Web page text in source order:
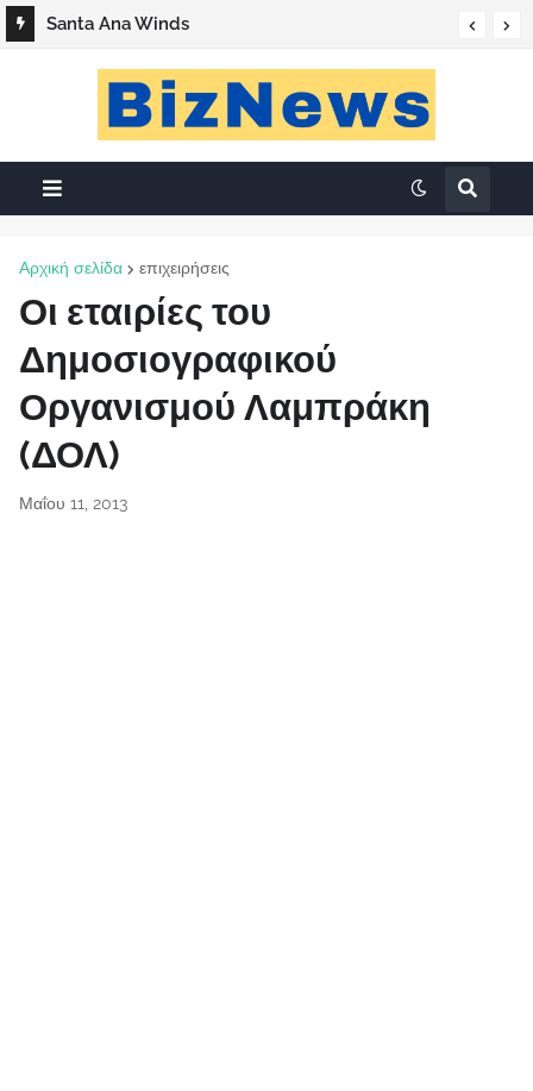
Santa Ana Winds
Αρχική σελίδα επιχειρήσεις
Οι εταιρίες του
Δημοσιογραφικού
Οργανισμού Λαμπράκη
(ΔΟΛ)
Μαΐου 11, 2013